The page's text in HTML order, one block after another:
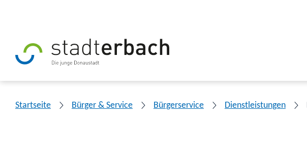
Startseite Bürger & Service Bürgerservice Dienstleistungen